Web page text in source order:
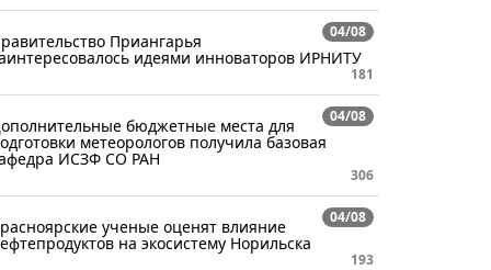
04/08
Приангарья
идеями инноваторов ИРНИТУ
181
04/08
бюджетные места для
метеорологов получила базовая
ИСЗФ СО РАН
306
04/08
ученые оценят влияние
на экосистему Норильска
193